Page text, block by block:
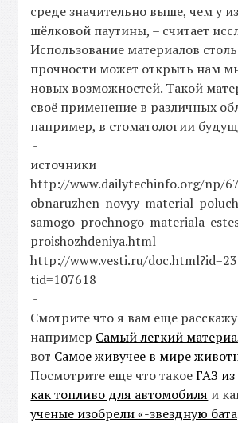
среде значительно выше, чем у
шёлковой паутины, – считает
Использование материалов
прочности может открыть нам
новых возможностей. Такой
своё применение в различных
например, в стоматологии
-
источники
http://www.dailytechinfo.org/np/
obnaruzhen-novyy-material-
samogo-prochnogo-materiala-
proishozhdeniya.html
http://www.vesti.ru/
tid=107618
-
Смотрите что я вам еще
например Самый легкий
вот Самое живучее в мире
Посмотрите еще что такоеГАЗ
как топливо для автомобиля и
ученые изобрели «-звездную